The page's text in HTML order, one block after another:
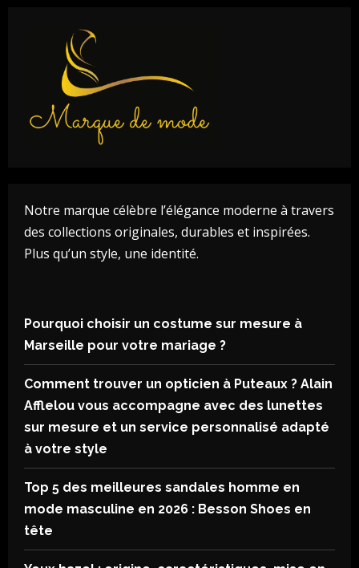
Notre marque célèbre l’élégance moderne à travers
des collections originales, durables et inspirées.
Plus qu’un style, une identité.
Pourquoi choisir un costume sur mesure à
Marseille pour votre mariage ?
Comment trouver un opticien à Puteaux ? Alain
Afflelou vous accompagne avec des lunettes
sur mesure et un service personnalisé adapté
à votre style
Top 5 des meilleures sandales homme en
mode masculine en 2026 : Besson Shoes en
tête